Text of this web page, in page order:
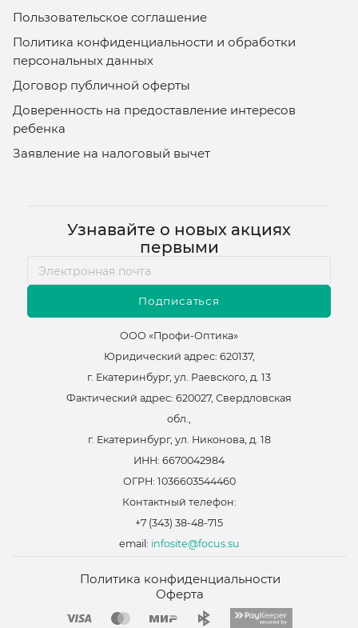
Пользовательское соглашение
Политика конфиденциальности и обработки
персональных данных
Договор публичной оферты
Доверенность на предоставление интересов
ребенка
Заявление на налоговый вычет
Узнавайте о новых акциях
первыми
Подписаться
ООО «Профи-Оптика»
Юридический адрес: 620137,
г. Екатеринбург, ул. Раевского, д. 13
Фактический адрес: 620027, Свердловская
обл.,
г. Екатеринбург, ул. Никонова, д. 18
ИНН: 6670042984
ОГРН: 1036603544460
Контактный телефон:
+7 (343) 38-48-715
email: infosite@focus.su
Политика конфиденциальности
Оферта